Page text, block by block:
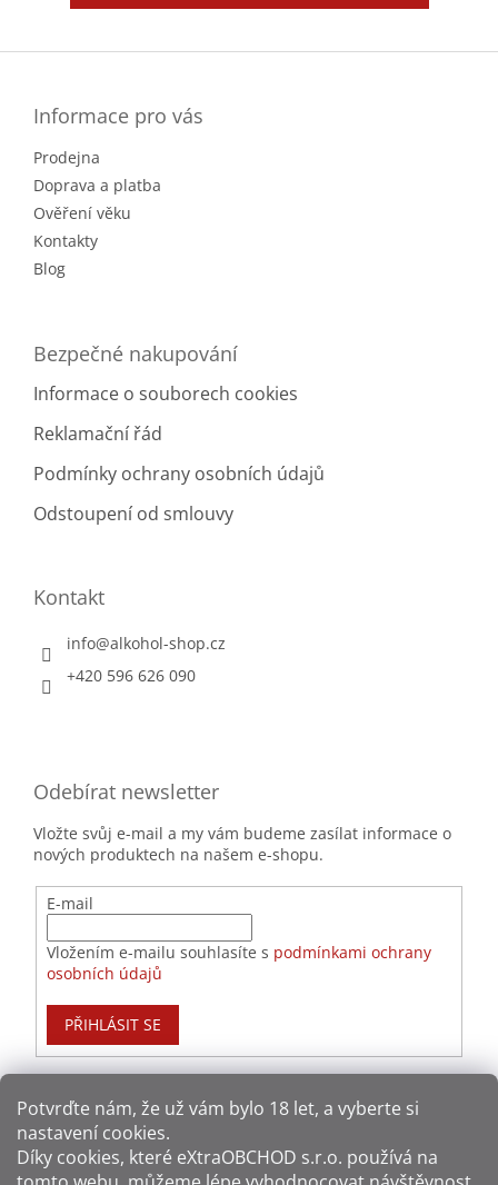
Potvrďte nám​​, že už vám bylo 18 let, a vyberte si
nastavení cookies.
Díky cookies, které eXtraOBCHOD s.r.o. používá na
Informace pro vás
Prodejna
Doprava a platba
Ověření věku
Kontakty
Blog
Bezpečné nakupování
Informace o souborech cookies
Reklamační řád
Podmínky ochrany osobních údajů
Odstoupení od smlouvy
Kontakt
info@alkohol-shop.cz
+420 596 626 090
Odebírat newsletter
Vložte svůj e-mail a my vám budeme zasílat informace o
nových produktech na našem e-shopu.
E-mail
Vložením e-mailu souhlasíte s podmínkami ochrany
osobních údajů
PŘIHLÁSIT SE